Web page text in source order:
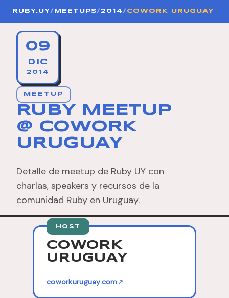
RUBY.UY/ MEETUPS/ 2014 / COWORK URUGUAY
09
DIC
2014
MEETUP
RUBY MEETUP
@ COWORK
URUGUAY
Detalle de meetup de Ruby UY con
charlas, speakers y recursos de la
comunidad Ruby en Uruguay.
HOST
COWORK
URUGUAY
coworkuruguay.com↗